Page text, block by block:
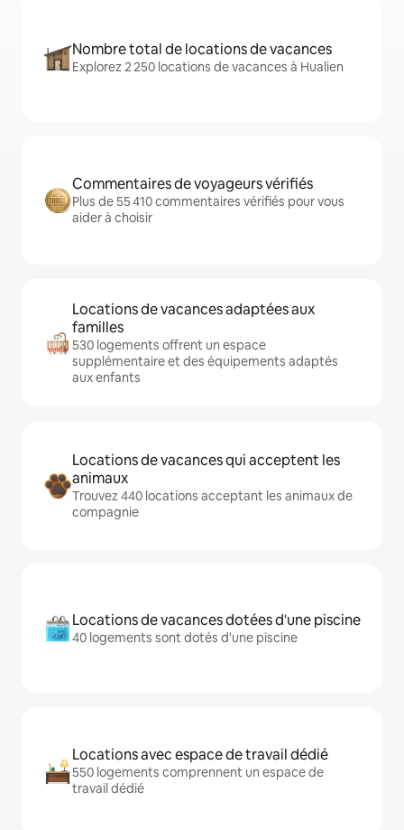
Nombre total de locations de vacances
Explorez 2 250 locations de vacances à Hualien
Commentaires de voyageurs vérifiés
Plus de 55 410 commentaires vérifiés pour vous
aider à choisir
Locations de vacances adaptées aux
familles
530 logements offrent un espace
supplémentaire et des équipements adaptés
aux enfants
Locations de vacances qui acceptent les
animaux
Trouvez 440 locations acceptant les animaux de
compagnie
Locations de vacances dotées d'une piscine
40 logements sont dotés d'une piscine
Locations avec espace de travail dédié
550 logements comprennent un espace de
travail dédié